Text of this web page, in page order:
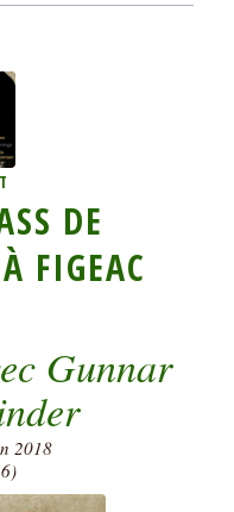
DE
FIGEAC
Gunnar
2018